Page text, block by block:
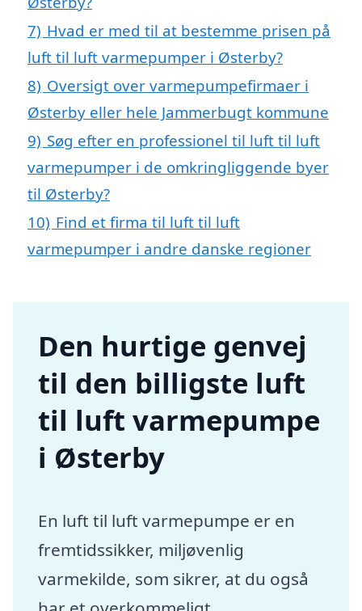
7) Hvad er med til at bestemme prisen på
luft til luft varmepumper i Østerby?
8) Oversigt over varmepumpefirmaer i
Østerby eller hele Jammerbugt kommune
9) Søg efter en professionel til luft til luft
varmepumper i de omkringliggende byer
til Østerby?
10) Find et firma til luft til luft
varmepumper i andre danske regioner
Den hurtige genvej
til den billigste luft
til luft varmepumpe
i Østerby
En luft til luft varmepumpe er en
fremtidssikker, miljøvenlig
varmekilde, som sikrer, at du også